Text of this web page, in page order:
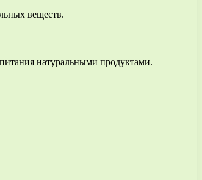
веществ.
натуральными продуктами.